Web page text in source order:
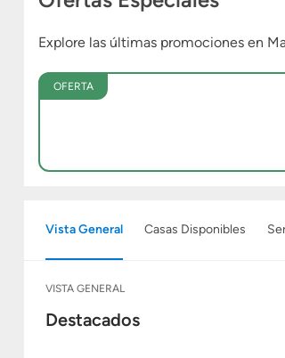
Explore las últimas promociones en
OFERTA
Vista General Casas Disponibles
VISTA GENERAL
Destacados